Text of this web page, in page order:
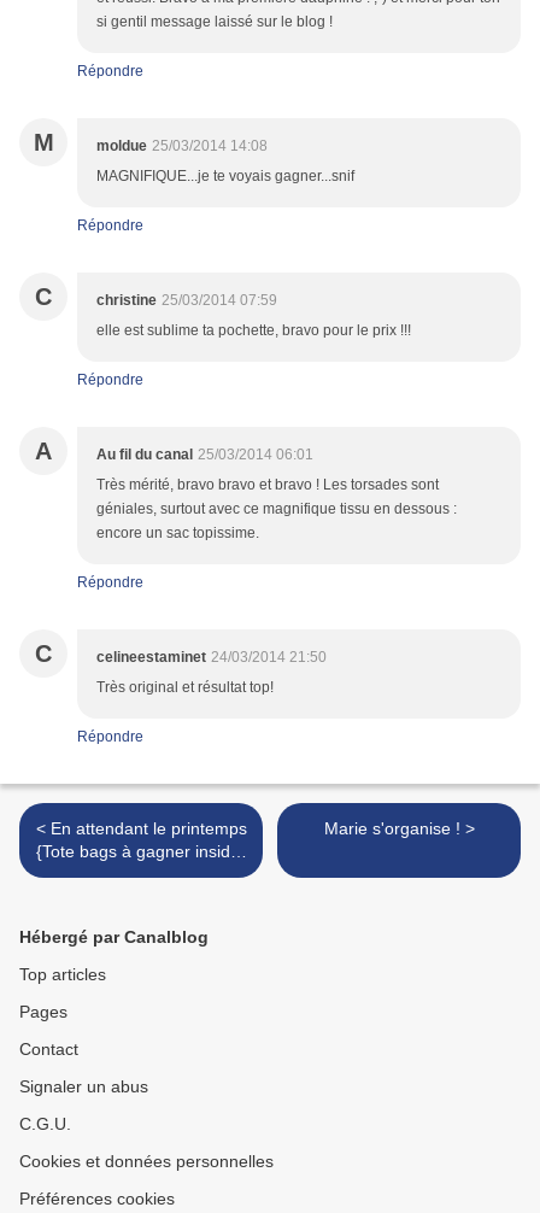
si gentil message laissé sur le blog !
Répondre
M moldue 25/03/2014 14:08
MAGNIFIQUE...je te voyais gagner...snif
Répondre
C christine 25/03/2014 07:59
elle est sublime ta pochette, bravo pour le prix !!!
Répondre
A Au fil du canal 25/03/2014 06:01
Très mérité, bravo bravo et bravo ! Les torsades sont
géniales, surtout avec ce magnifique tissu en dessous :
encore un sac topissime.
Répondre
C celineestaminet 24/03/2014 21:50
Très original et résultat top!
Répondre
< En attendant le printemps
{Tote bags à gagner inside}
// Edit annonce de la
Marie s'organise ! >
Hébergé par Canalblog
Top articles
Pages
Contact
Signaler un abus
C.G.U.
Cookies et données personnelles
Préférences cookies